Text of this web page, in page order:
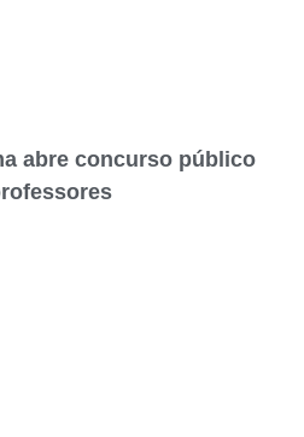
abre concurso público